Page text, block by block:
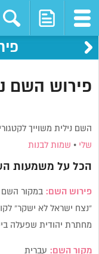
פירוש השם
השם נילית משוייך
שלי • שמות לבנות
הכל על משמעות
פירוש השם: במקור השם
“נצח ישראל לא ישקר”
מחתרת יהודית שפעלה
מקור השם: עברית